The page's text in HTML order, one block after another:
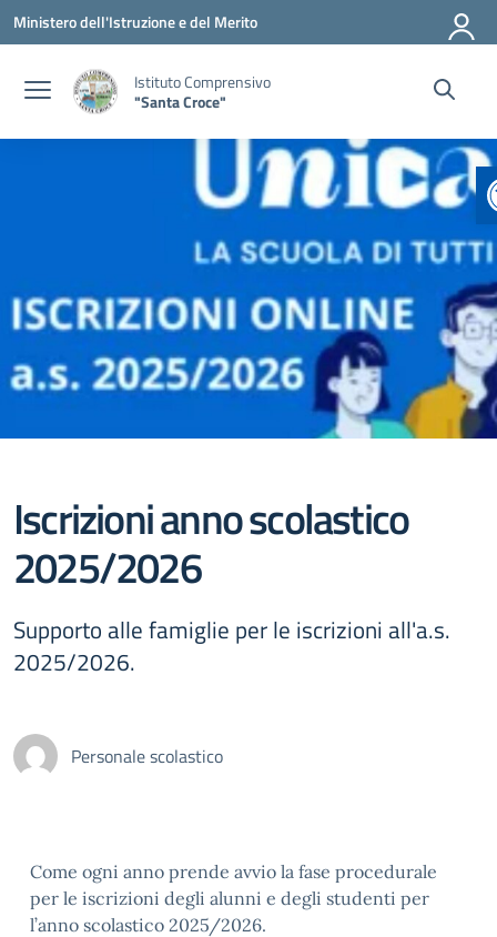
Vai ai contenuti
Vai al menu di navigazione
Vai al footer
Ministero dell'Istruzione e del Merito
Istituto Comprensivo
"Santa Croce"
Iscrizioni anno scolastico
2025/2026
Supporto alle famiglie per le iscrizioni all'a.s.
2025/2026.
Personale scolastico
Come ogni anno prende avvio la fase procedurale
per le iscrizioni degli alunni e degli studenti per
l’anno scolastico 2025/2026.